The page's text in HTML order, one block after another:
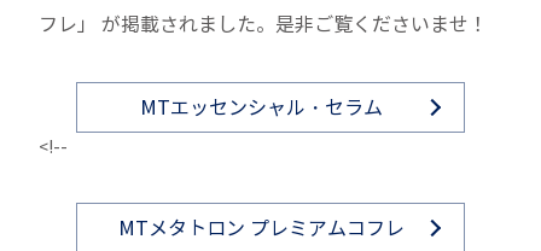
フレ」 が掲載されました。是非ご覧くださいませ！
MTエッセンシャル・セラム
<!--
MTメタトロン プレミアムコフレ